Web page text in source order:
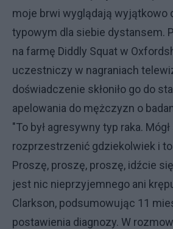
moje brwi wyglądają wyjątkowo
typowym dla siebie dystansem.
na farmę Diddly Squat w
uczestniczy w nagraniach
doświadczenie skłoniło go do
apelowania do mężczyzn o
"To był agresywny typ raka. Mógł
rozprzestrzenić gdziekolwiek i to
Proszę, proszę, proszę, idźcie
jest nic nieprzyjemnego ani
Clarkson, podsumowując 11
postawienia diagnozy. W